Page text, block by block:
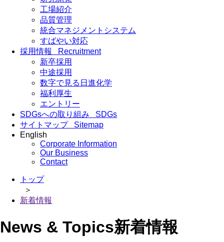
工場紹介
品質管理
統合マネジメントシステム
すばやい対応
採用情報
Recruitment
新卒採用
中途採用
数字で見る日進化学
福利厚生
エントリー
SDGsへの取り組み SDGs
サイトマップ Sitemap
English
Corporate Information
Our Business
Contact
トップ
＞
新着情報
News & Topics新着情報